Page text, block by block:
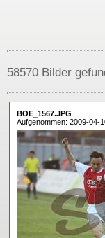
58570 Bilder
BOE_1567.JPG
Aufgenommen: 2009-04-